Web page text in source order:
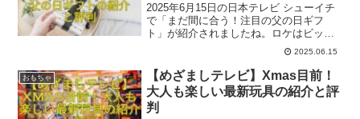
2025年6月15日の日本テレビ シューイチ
で「まだ間に合う！注目の父の日ギフ
ト」が紹介されましたね。ロケはビック
カメラ有楽町店、ハンズ渋谷店、小田急
百貨店新宿店、日本橋高島屋S.C.、フラ
イングタイガー表参道ストアでした。参
考になれば幸いです。
2025.06.15
おもちゃ
【めざましテレビ】Xmas目前！
大人も楽しい最新玩具の紹介と評
判